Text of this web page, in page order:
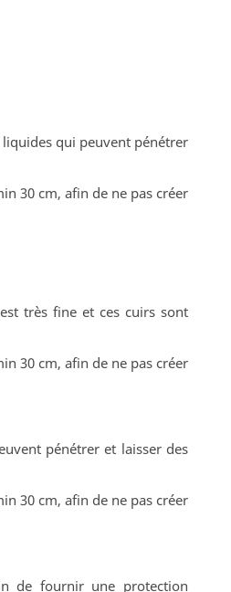
qui peuvent pénétrer
30 cm, afin de ne pas créer
très fine et ces cuirs sont
30 cm, afin de ne pas créer
pénétrer et laisser des
30 cm, afin de ne pas créer
de fournir une protection